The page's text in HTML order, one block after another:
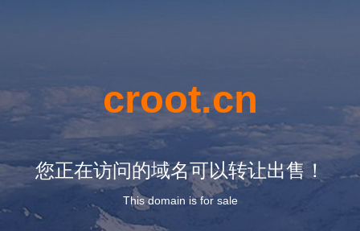
croot.cn
您正在访问的域名可以转让出售！
This domain is for sale